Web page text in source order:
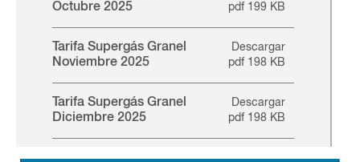
Octubre 2025
pdf 199 KB
Tarifa Supergás Granel
Noviembre 2025
Descargar
pdf 198 KB
Tarifa Supergás Granel
Diciembre 2025
Descargar
pdf 198 KB